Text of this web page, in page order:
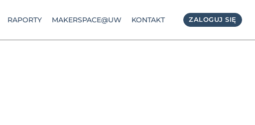
RAPORTY MAKERSPACE@UW KONTAKT ZALOGUJ SIĘ